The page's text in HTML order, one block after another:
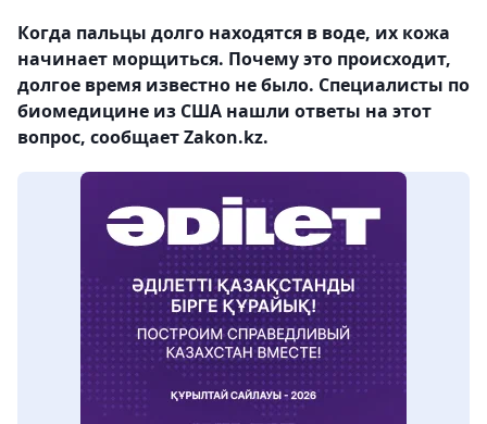
Когда пальцы долго находятся в воде, их кожа
начинает морщиться. Почему это происходит,
долгое время известно не было. Специалисты по
биомедицине из США нашли ответы на этот
вопрос, сообщает Zakon.kz.